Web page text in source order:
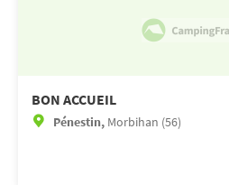
BON ACCUEIL
Pénestin, Morbihan (56)